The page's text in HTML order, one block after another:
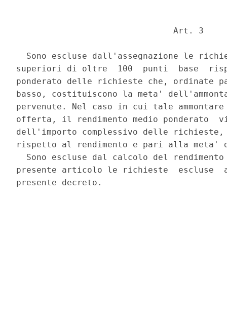
                               Art. 3
Sono escluse dall'assegnazione le
superiori di oltre  100  punti  base
ponderato delle richieste che, ordinate
basso, costituiscono la meta'
pervenute. Nel caso in cui tale
offerta, il rendimento medio ponderato
dell'importo complessivo delle richieste,
rispetto al rendimento e pari alla
Sono escluse dal calcolo del
presente articolo le richieste